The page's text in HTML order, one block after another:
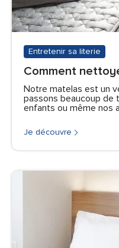
Entretenir sa literie
Comment
Notre matelas est un
passons beaucoup de
enfants ou même nos
Je découvre